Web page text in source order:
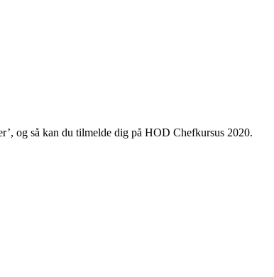
og så kan du tilmelde dig på HOD Chefkursus 2020.